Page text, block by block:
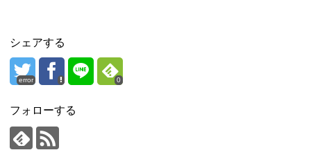
シェアする
error 0
フォローする